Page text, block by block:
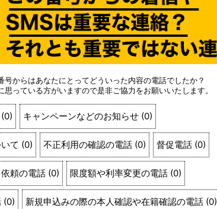
号からはあなたにとってどういった内容の電話でしたか？
っている方がいますので是非ご協力をお願いいたします。
(0) キャンペーンなどのお知らせ (0)
て (0) 不正利用の確認の電話 (0) 督促電話 (0)
頼の電話 (0) 限度額や利率変更の電話 (0)
(0) 新規申込みの際の本人確認や在籍確認の電話 (0)